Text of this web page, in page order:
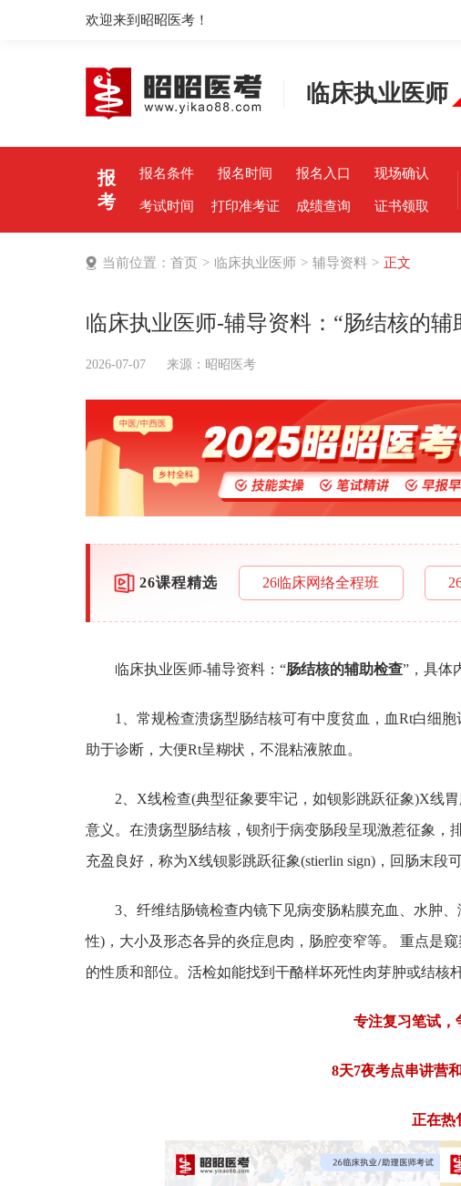
欢迎来到昭昭医考！
临床执业医师
报
考
报名条件 报名时间 报名入口 现场确认
考试时间 打印准考证 成绩查询 证书领取
当前位置： 首页 > 临床执业医师 > 辅导资料 > 正文
临床执业医师-辅导资料：“肠结核的辅
2026-07-07 来源： 昭昭医考
26课程精选 26临床网络全程班
临床执业医师-辅导资料：“肠结核的辅助检查”，具体
1、常规检查溃疡型肠结核可有中度贫血，血Rt白细
助于诊断，大便Rt呈糊状，不混粘液脓血。
2、X线检查(典型征象要牢记，如钡影跳跃征象)X线
意义。在溃疡型肠结核，钡剂于病变肠段呈现激惹征象，
充盈良好，称为X线钡影跳跃征象(stierlin sign)，回肠末段
3、纤维结肠镜检查内镜下见病变肠粘膜充血、水肿
性)，大小及形态各异的炎症息肉，肠腔变窄等。 重点是
的性质和部位。活检如能找到干酪样坏死性肉芽肿或结核
专注复习笔试，
8天7夜考点串讲营
正在热